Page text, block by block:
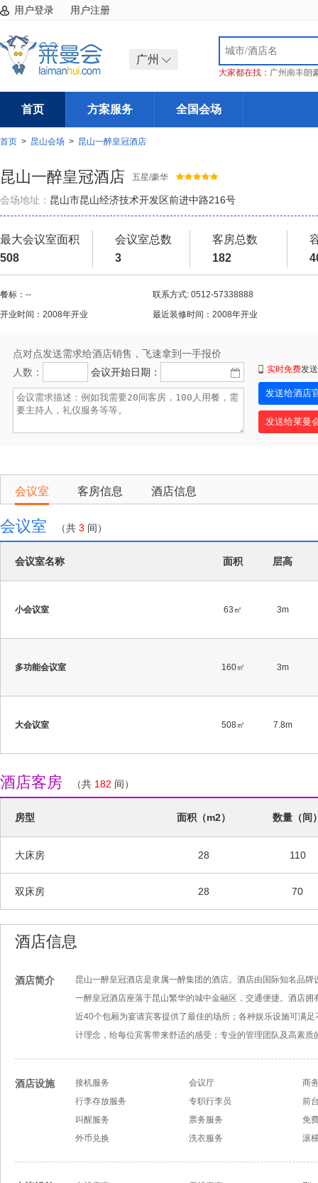
用户登录 用户注册
广州
大家都在找： 广州南丰朗
首页 方案服务 全国会场
首页 > 昆山会场 > 昆山一醉皇冠酒店
昆山一醉皇冠酒店 五星/豪华
会场地址： 昆山市昆山经济技术开发区前进中路216号
最大会议室面积
508
会议室总数
3
客房总数
182
餐标：--
联系方式: 0512-57338888
开业时间：2008年开业
最近装修时间：2008年开业
点对点发送需求给酒店销售，飞速拿到一手报价
人数：
会议开始日期： 实时免费发
会议室 客房信息 酒店信息
会议室 （共 3 间）
会议室名称 面积 层高
小会议室 63㎡ 3m
多功能会议室 160㎡ 3m
大会议室 508㎡ 7.8m
酒店客房 （共 182 间）
房型 面积（m2） 数量（间
大床房 28 110
双床房 28 70
酒店信息
酒店简介
昆山一醉皇冠酒店是隶属一醉集团的酒店。酒店由国际知名品
一醉皇冠酒店座落于昆山繁华的城中金融区，交通便捷。酒店
近40个包厢为宴请宾客提供了最佳的场所；各种娱乐设施可满
计理念，给每位宾客带来舒适的感受；专业的管理团队及高素
酒店设施 接机服务 会议厅
商
行李存放服务
专职行李员
前
叫醒服务
票务服务
免
外币兑换
洗衣服务 滚